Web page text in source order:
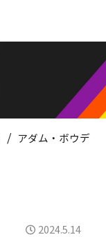
/ アダム・ボウデ
2024.5.14